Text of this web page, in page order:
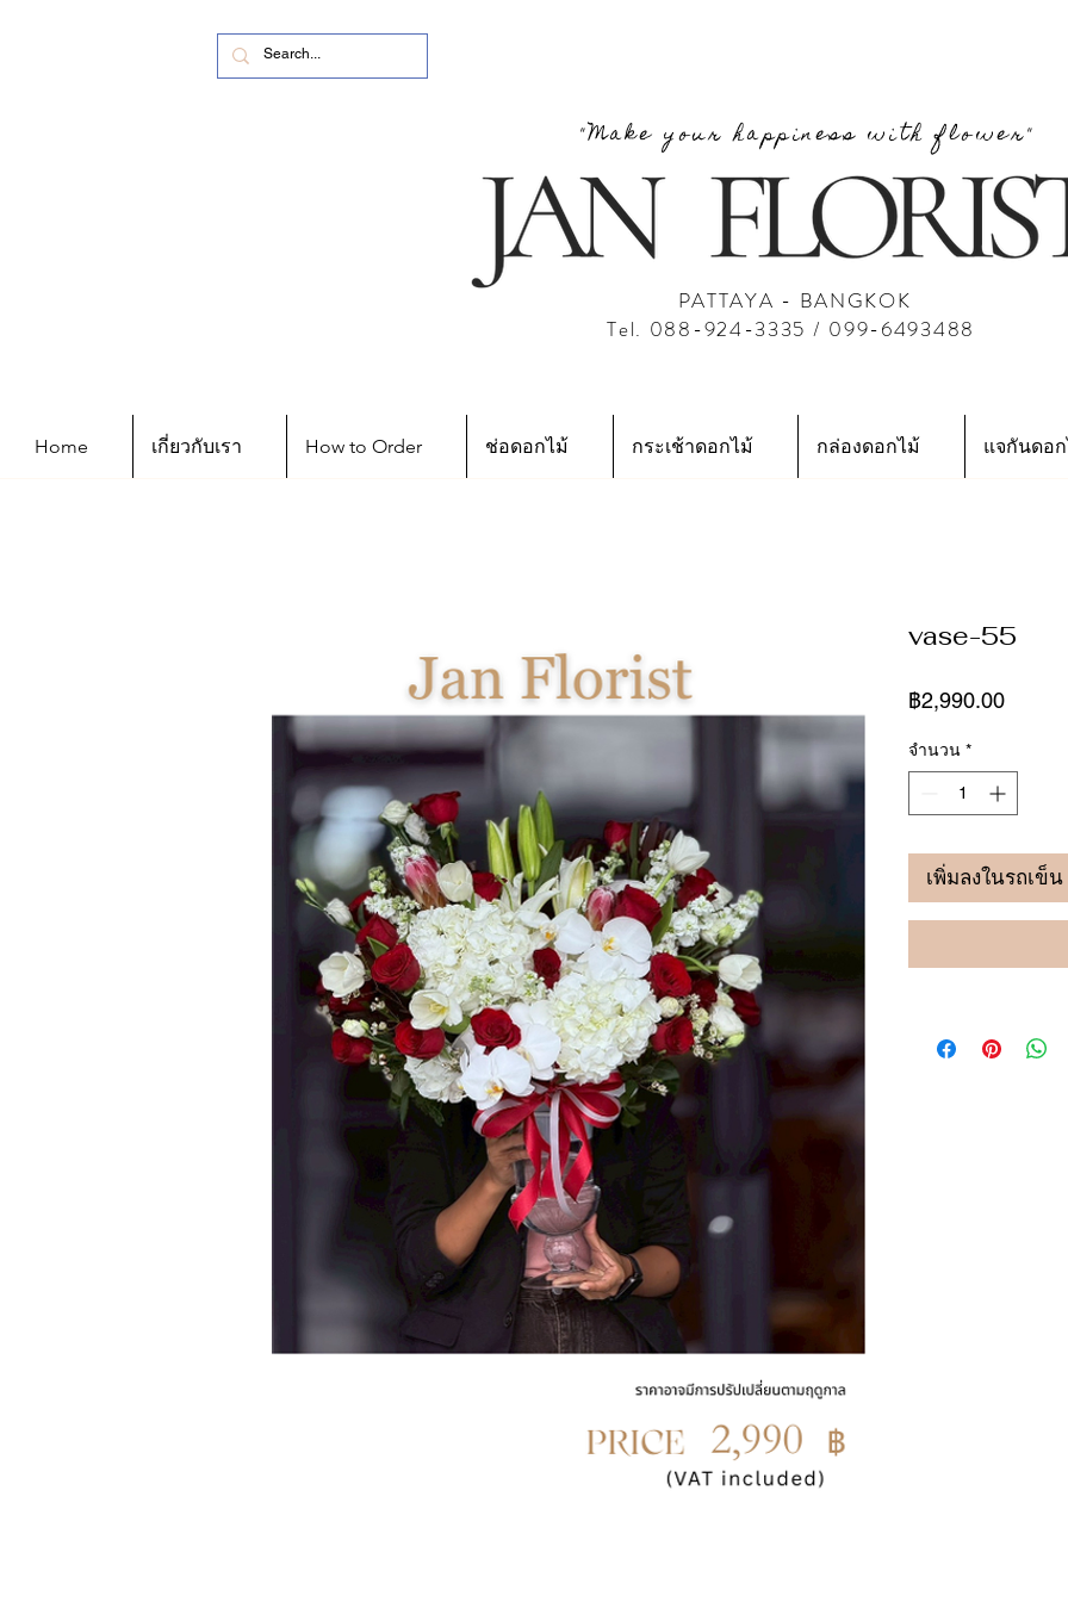
"Make your happiness with flower"
PATTAYA - BANGKOK
Tel. 088-924-3335 / 099-6493488
Home เกี่ยวกับเรา How to Order ช่อดอกไม้ กระเช้าดอกไม้ กล่องดอกไม้ แจกันดอ
vase-55
฿2,990.00ราคา
จำนวน *
เพิ่มลงในรถเข็น